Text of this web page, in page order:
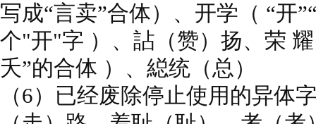
写成“言卖”合体）、开学（ “开
个"开"字 ）、詀（赞）扬、荣
夭”的合体 ）、縂统（总）
（6）已经废除停止使用的异体